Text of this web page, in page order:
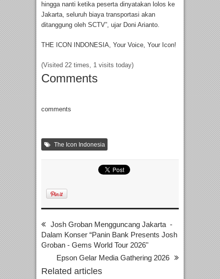
hingga nanti ketika peserta dinyatakan lolos ke
Jakarta, seluruh biaya transportasi akan
ditanggung oleh SCTV”, ujar Doni Arianto.
THE ICON INDONESIA, Your Voice, Your Icon!
(Visited 22 times, 1 visits today)
Comments
comments
The Icon Indonesia
Josh Groban Mengguncang Jakarta -
Dalam Konser “Panin Bank Presents Josh
Groban - Gems World Tour 2026"
Epson Gelar Media Gathering 2026
Related articles